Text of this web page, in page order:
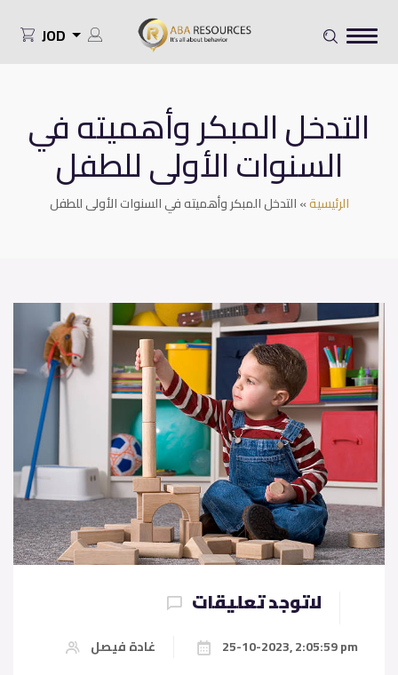
JOD
التدخل المبكر وأهميته في
السنوات الأولى للطفل
الرئيسية»التدخل المبكر وأهميته في السنوات الأولى للطفل
لاتوجد تعليقات
غادة فيصل 25-10-2023, 2:05:59 pm